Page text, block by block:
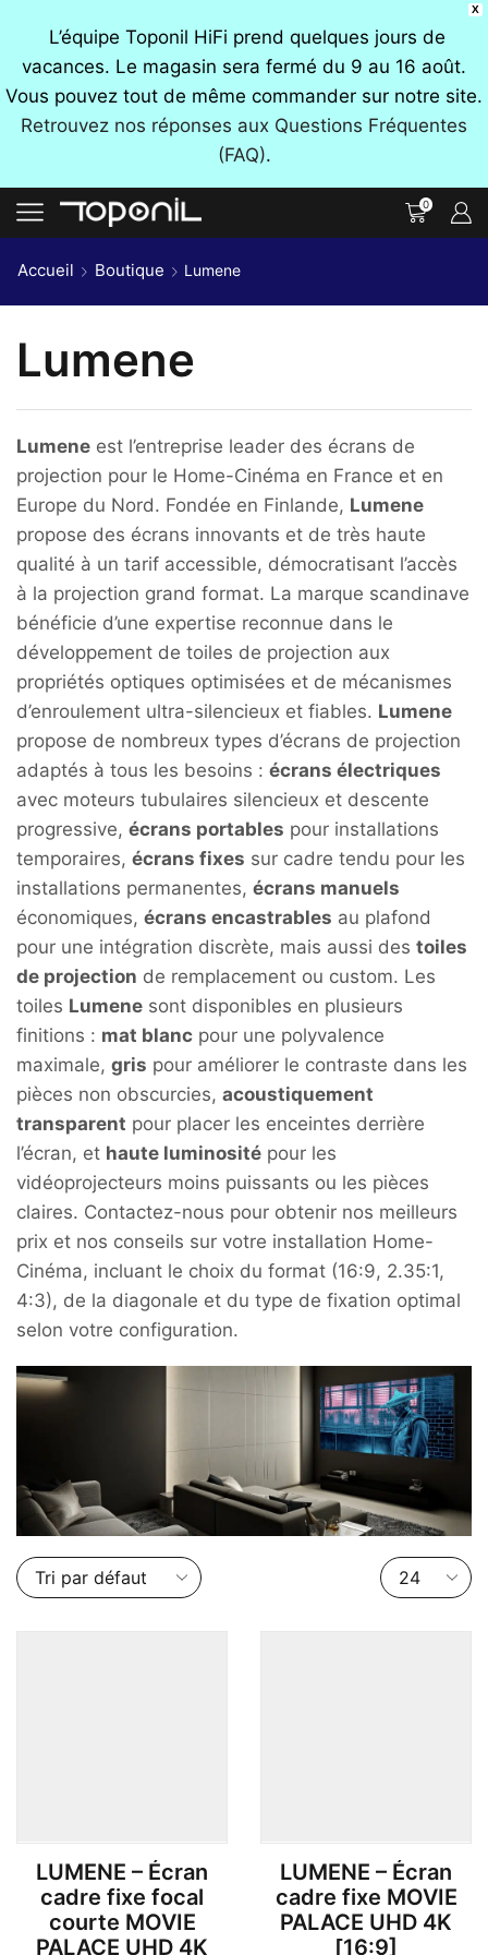
X
L’équipe Toponil HiFi prend quelques jours de
vacances. Le magasin sera fermé du 9 au 16 août.
Vous pouvez tout de même commander sur notre site.
Retrouvez nos réponses aux Questions Fréquentes
(FAQ).
0
Accueil Boutique Lumene
Lumene
Lumene est l’entreprise leader des écrans de
projection pour le Home-Cinéma en France et en
Europe du Nord. Fondée en Finlande, Lumene
propose des écrans innovants et de très haute
qualité à un tarif accessible, démocratisant l’accès
à la projection grand format. La marque scandinave
bénéficie d’une expertise reconnue dans le
développement de toiles de projection aux
propriétés optiques optimisées et de mécanismes
d’enroulement ultra-silencieux et fiables. Lumene
propose de nombreux types d’écrans de projection
adaptés à tous les besoins : écrans électriques
avec moteurs tubulaires silencieux et descente
progressive, écrans portables pour installations
temporaires, écrans fixes sur cadre tendu pour les
installations permanentes, écrans manuels
économiques, écrans encastrables au plafond
pour une intégration discrète, mais aussi des toiles
de projection de remplacement ou custom. Les
toiles Lumene sont disponibles en plusieurs
finitions : mat blanc pour une polyvalence
maximale, gris pour améliorer le contraste dans les
pièces non obscurcies, acoustiquement
transparent pour placer les enceintes derrière
l’écran, et haute luminosité pour les
vidéoprojecteurs moins puissants ou les pièces
claires. Contactez-nous pour obtenir nos meilleurs
prix et nos conseils sur votre installation Home-
Cinéma, incluant le choix du format (16:9, 2.35:1,
4:3), de la diagonale et du type de fixation optimal
selon votre configuration.
Nombre
de
LUMENE – Écran
cadre fixe focal
courte MOVIE
PALACE UHD 4K
LUMENE – Écran
cadre fixe MOVIE
PALACE UHD 4K
[16:9]